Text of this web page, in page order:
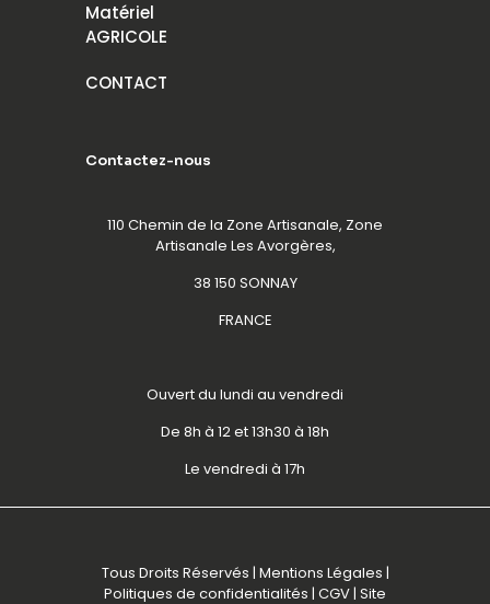
Matériel
AGRICOLE
CONTACT
Contactez-nous
110 Chemin de la Zone Artisanale, Zone
Artisanale Les Avorgères,
38 150 SONNAY
FRANCE
Ouvert du lundi au vendredi
De 8h à 12 et 13h30 à 18h
Le vendredi à 17h
Tous Droits Réservés | Mentions Légales |
Politiques de confidentialités | CGV | Site